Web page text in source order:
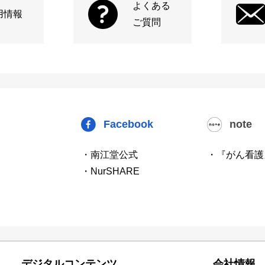
情報
よくある
ご質問
Facebook
・南江堂公式
・NurSHARE
note
・『がん看